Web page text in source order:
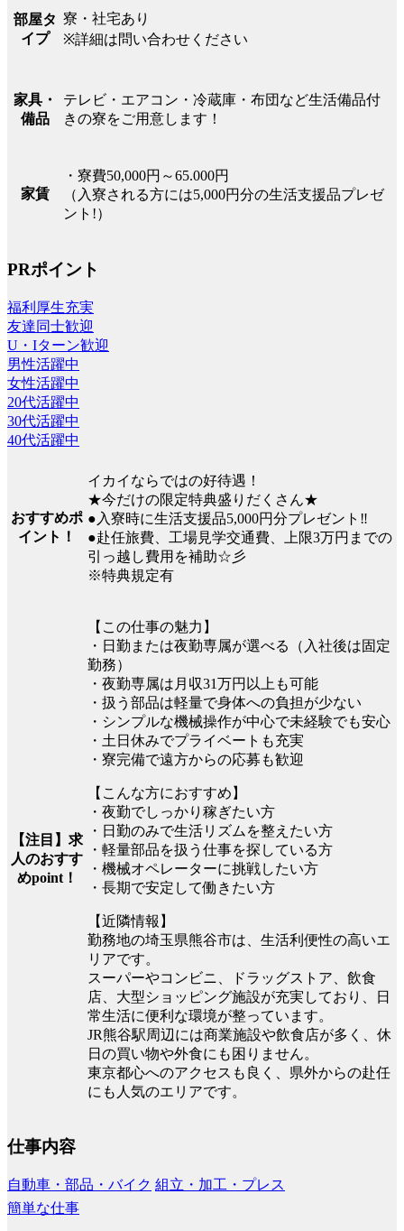
部屋タ
イプ
寮・社宅あり
※詳細は問い合わせください
家具・
備品
テレビ・エアコン・冷蔵庫・布団など生活備品付
きの寮をご用意します！
家賃
・寮費50,000円～65.000円
（入寮される方には5,000円分の生活支援品プレゼ
ント!）
PRポイント
福利厚生充実
友達同士歓迎
U・Iターン歓迎
男性活躍中
女性活躍中
20代活躍中
30代活躍中
40代活躍中
おすすめポ
イント！
イカイならではの好待遇！
★今だけの限定特典盛りだくさん★
●入寮時に生活支援品5,000円分プレゼント‼
●赴任旅費、工場見学交通費、上限3万円までの
引っ越し費用を補助☆彡
※特典規定有
【注目】求
人のおすす
めpoint！
【この仕事の魅力】
・日勤または夜勤専属が選べる（入社後は固定
勤務）
・夜勤専属は月収31万円以上も可能
・扱う部品は軽量で身体への負担が少ない
・シンプルな機械操作が中心で未経験でも安心
・土日休みでプライベートも充実
・寮完備で遠方からの応募も歓迎
【こんな方におすすめ】
・夜勤でしっかり稼ぎたい方
・日勤のみで生活リズムを整えたい方
・軽量部品を扱う仕事を探している方
・機械オペレーターに挑戦したい方
・長期で安定して働きたい方
【近隣情報】
勤務地の埼玉県熊谷市は、生活利便性の高いエ
リアです。
スーパーやコンビニ、ドラッグストア、飲食
店、大型ショッピング施設が充実しており、日
常生活に便利な環境が整っています。
JR熊谷駅周辺には商業施設や飲食店が多く、休
日の買い物や外食にも困りません。
東京都心へのアクセスも良く、県外からの赴任
にも人気のエリアです。
仕事内容
自動車・部品・バイク 組立・加工・プレス
簡単な仕事